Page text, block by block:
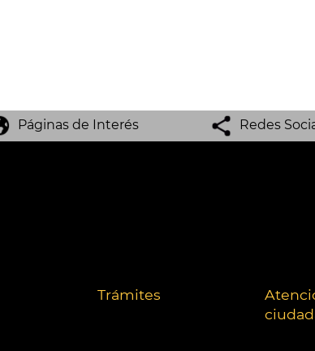
Páginas de Interés Redes
Trámites